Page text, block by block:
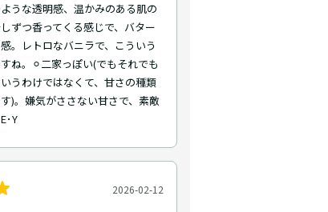
うな透明感、温かみのある肌の
ずつ香ってくる感じで、バター
。レトロなバニラで、こういう
ね。⚪︎二家っぽい(でもそれでも
うわけではなくて、甘さの種類
)。嫌気がささない甘さで、素敵
･Y
2026-02-12